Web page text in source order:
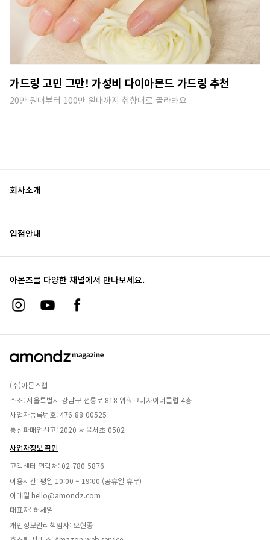
가드링 고민 그만! 가성비 다이아몬드 가드링 추천
20만 원대부터 100만 원대까지 취향대로 골라봐요
회사소개
입점안내
아몬즈를 다양한 채널에서 만나보세요.
(주)아몬즈랩
주소: 서울특별시 강남구 선릉로 818 위워크디자이너클럽 4층
사업자등록번호: 476-88-00525
통신파매업신고: 2020-서울서초-0502
사업자정보 확인
고객센터 연락처: 02-780-5876
이용시간: 평일 10:00 ~ 19:00 (공휴일 휴무)
이메일 hello@amondz.com
대표자: 허세일
개인정보관리책임자: 오현종